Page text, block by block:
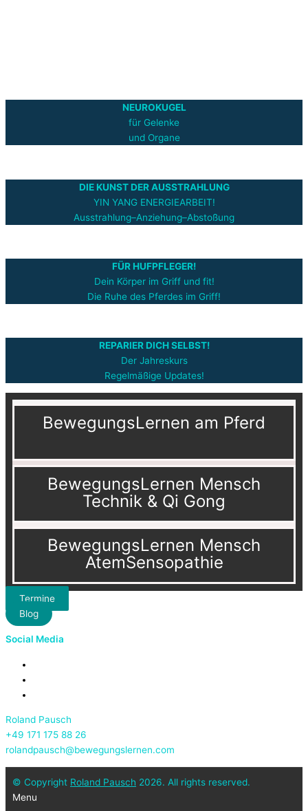
NEUROKUGEL
für Gelenke
und Organe
DIE KUNST DER AUSSTRAHLUNG
YIN YANG ENERGIEARBEIT!
Ausstrahlung–Anziehung–Abstoßung
FÜR HUFPFLEGER!
Dein Körper im Griff und fit!
Die Ruhe des Pferdes im Griff!
REPARIER DICH SELBST!
Der Jahreskurs
Regelmäßige Updates!
BewegungsLernen am Pferd
BewegungsLernen Mensch
Technik & Qi Gong
BewegungsLernen Mensch
AtemSensopathie
Termine
Blog
Social Media
Roland Pausch
+49 171 175 88 26
rolandpausch@bewegungslernen.com
© Copyright Roland Pausch 2026. All rights reserved.
Menu